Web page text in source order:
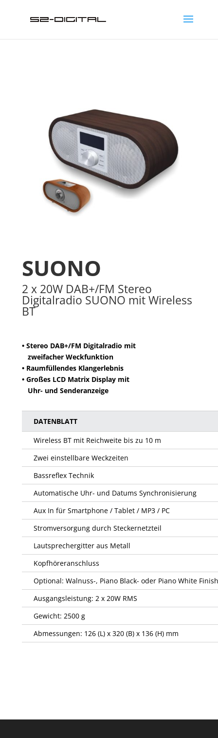
SUONO
2 x 20W DAB+/FM Stereo
Digitalradio SUONO mit Wireless
BT
• Stereo DAB+/FM Digitalradio mit
zweifacher Weckfunktion
• Raumfüllendes Klangerlebnis
• Großes LCD Matrix Display mit
Uhr- und Senderanzeige
DATENBLATT
Wireless BT mit Reichweite bis zu 10 m
Zwei einstellbare Weckzeiten
Bassreflex Technik
Automatische Uhr- und Datums Synchronisierung
Aux In für Smartphone / Tablet / MP3 / PC
Stromversorgung durch Steckernetzteil
Lautsprechergitter aus Metall
Kopfhöreranschluss
Optional: Walnuss-, Piano Black- oder Piano White Finish
Ausgangsleistung: 2 x 20W RMS
Gewicht: 2500 g
Abmessungen: 126 (L) x 320 (B) x 136 (H) mm